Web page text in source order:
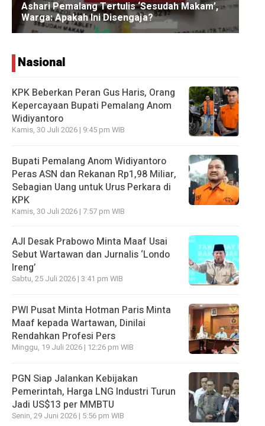
Nasional
KPK Beberkan Peran Gus Haris, Orang
Kepercayaan Bupati Pemalang Anom
Widiyantoro
Kamis, 30 Juli 2026 | 9:45 pm WIB
Bupati Pemalang Anom Widiyantoro
Peras ASN dan Rekanan Rp1,98 Miliar,
Sebagian Uang untuk Urus Perkara di
KPK
Kamis, 30 Juli 2026 | 7:57 pm WIB
AJI Desak Prabowo Minta Maaf Usai
Sebut Wartawan dan Jurnalis ‘Londo
Ireng’
Sabtu, 25 Juli 2026 | 3:41 pm WIB
PWI Pusat Minta Hotman Paris Minta
Maaf kepada Wartawan, Dinilai
Rendahkan Profesi Pers
Minggu, 19 Juli 2026 | 12:26 pm WIB
PGN Siap Jalankan Kebijakan
Pemerintah, Harga LNG Industri Turun
Jadi US$13 per MMBTU
Senin, 29 Juni 2026 | 5:56 pm WIB